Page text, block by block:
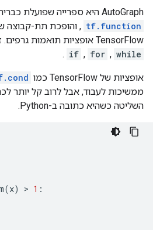
AutoGraph היא ספרייה שפועלת כברירת מחדל ב-
tf.function
TensorFlow אופציות תואמות גרפים. זה כולל זרימת בקרה כמו
if , for , while
.
אופציות של TensorFlow כמו
ממשיכות לעבוד, אבל לרוב קל יותר
השליטה כשהיא כתובה ב-Python.
(x) > 1 :